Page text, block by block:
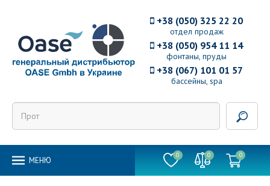
отдел продаж
+38 (050) 325 22 20
фонтаны, пруды
+38 (050) 954 11 14
бассейны, spa
+38 (067) 101 01 57
MEНЮ
0 0 0